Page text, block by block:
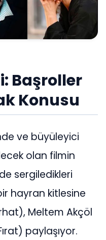
Başroller
Konusu
ve büyüleyici
olan filmin
sergiledikleri
hayran kitlesine
Meltem Akçöl
paylaşıyor.